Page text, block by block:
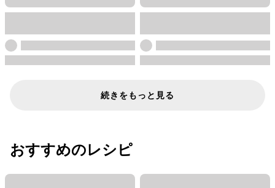
続きをもっと見る
おすすめのレシピ